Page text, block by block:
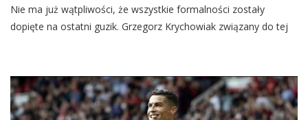
Już
Pewne!
Grzegorz
Rosję
I
Przechodzi
Do
Nie ma już wątpliwości, że wszystkie formalności zostały
dopięte na ostatni guzik. Grzegorz Krychowiak związany do tej